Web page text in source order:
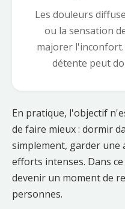
Les douleurs
ou la sensation
majorer l'inconfort.
détente peut
En pratique, l'objectif
de faire mieux : dormir
simplement, garder une
efforts intenses. Dans
devenir un moment de
personnes.